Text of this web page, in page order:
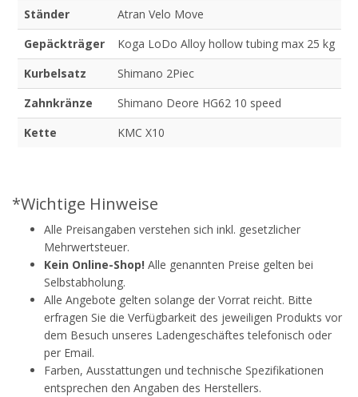
Ständer
Atran Velo Move
Gepäckträger
Koga LoDo Alloy hollow tubing max 25 kg
Kurbelsatz
Shimano 2Piec
Zahnkränze
Shimano Deore HG62 10 speed
Kette
KMC X10
*Wichtige Hinweise
Alle Preisangaben verstehen sich inkl. gesetzlicher
Mehrwertsteuer.
Kein Online-Shop! Alle genannten Preise gelten bei
Selbstabholung.
Alle Angebote gelten solange der Vorrat reicht. Bitte
erfragen Sie die Verfügbarkeit des jeweiligen Produkts vor
dem Besuch unseres Ladengeschäftes telefonisch oder
per Email.
Farben, Ausstattungen und technische Spezifikationen
entsprechen den Angaben des Herstellers.